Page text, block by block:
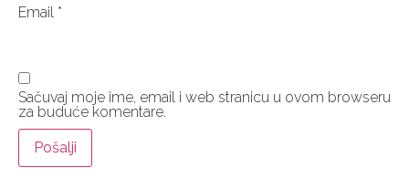
Email *
Sačuvaj moje ime, email i web stranicu u ovom browseru
za buduće komentare.